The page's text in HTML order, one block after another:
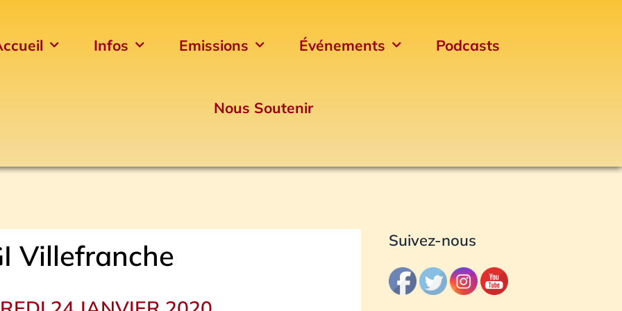
Infos Emissions Événements Podcasts
Nous Soutenir
Villefranche Suivez-nous
Archives